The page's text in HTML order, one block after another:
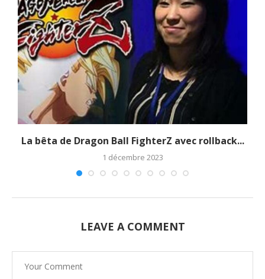
La bêta de Dragon Ball FighterZ avec rollback...
1 décembre 2023
LEAVE A COMMENT